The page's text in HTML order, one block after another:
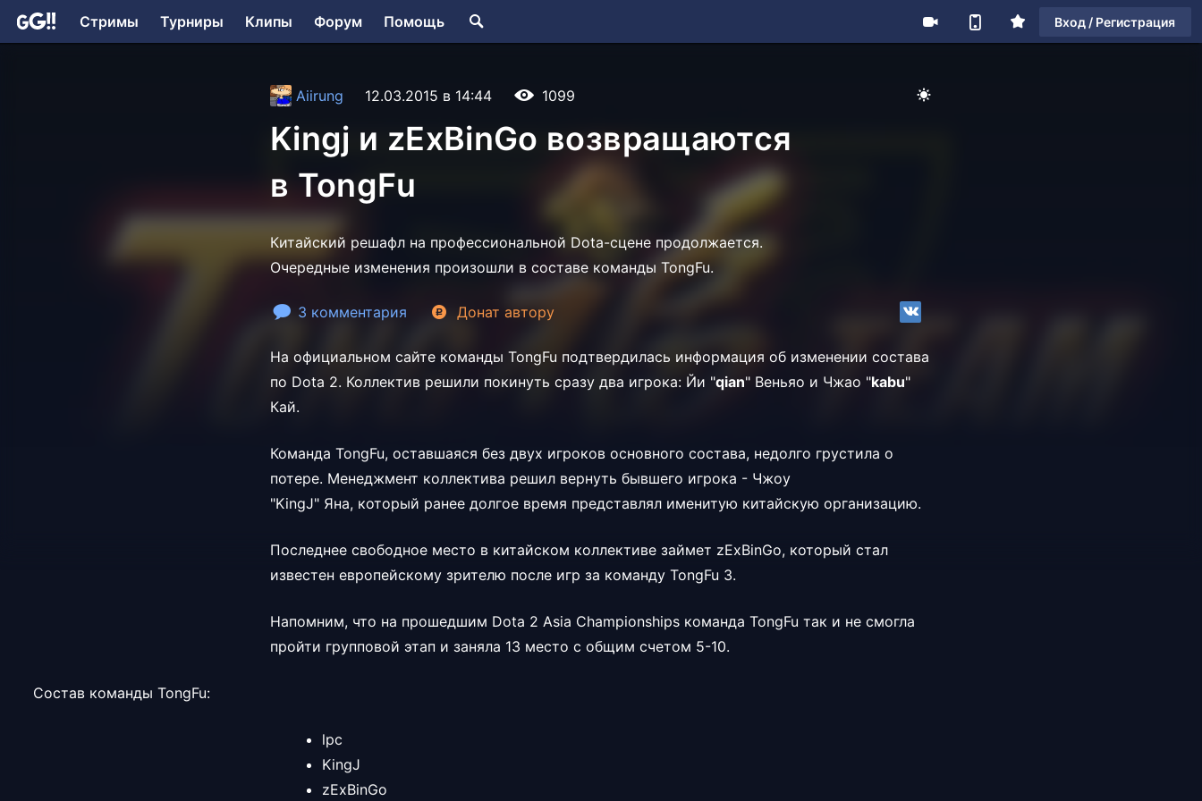
Стримы Турниры Клипы Форум Помощь Вход / Регистрация
Aiirung 12.03.2015 в 14:44 1099
Kingj и zExBinGo возвращаются
в TongFu
Китайский решафл на профессиональной Dota-сцене продолжается.
Очередные изменения произошли в составе команды TongFu.
3 комментария Донат автору
На официальном сайте команды TongFu подтвердилась информация об изменении состава
по Dota 2. Коллектив решили покинуть сразу два игрока: Йи "qian" Веньяо и Чжао "kabu"
Кай.
Команда TongFu, оставшаяся без двух игроков основного состава, недолго грустила о
потере. Менеджмент коллектива решил вернуть бывшего игрока - Чжоу
"KingJ" Яна, который ранее долгое время представлял именитую китайскую организацию.
Последнее свободное место в китайском коллективе займет zExBinGo, который стал
известен европейскому зрителю после игр за команду TongFu 3.
Напомним, что на прошедшим Dota 2 Asia Championships команда TongFu так и не смогла
пройти групповой этап и заняла 13 место с общим счетом 5-10.
Состав команды TongFu:
lpc
KingJ
zExBinGo